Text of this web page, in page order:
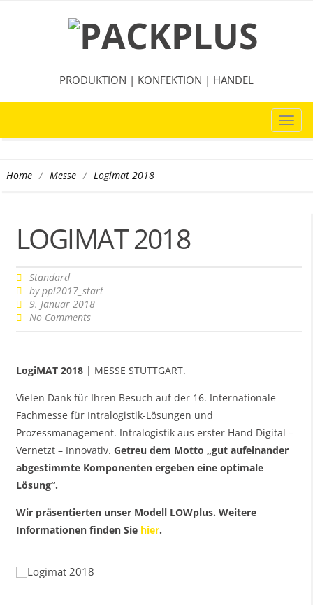
PRODUKTION | KONFEKTION | HANDEL
Home / Messe / Logimat 2018
LOGIMAT 2018
Standard
byppl2017_start
9. Januar 2018
No Comments
LogiMAT 2018 | MESSE STUTTGART.
Vielen Dank für Ihren Besuch auf der 16. Internationale
Fachmesse für Intralogistik-Lösungen und
Prozessmanagement. Intralogistik aus erster Hand Digital –
Vernetzt – Innovativ.Getreu dem Motto „gut aufeinander
abgestimmte Komponenten ergeben eine optimale
Lösung“.
Wir präsentierten unser Modell LOWplus. Weitere
Informationen finden Sie hier.